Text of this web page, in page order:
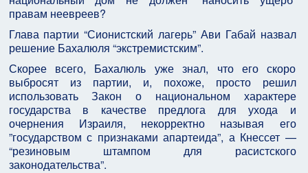
правам неевреев?
Глава партии “Сионистский лагерь” Ави Габай назвал
решение Бахалюля “экстремистским”.
Скорее всего, Бахалюль уже знал, что его скоро
выбросят из партии, и, похоже, просто решил
использовать Закон о национальном характере
государства в качестве предлога для ухода и
очернения Израиля, некорректно называя его
”государством с признаками апартеида”, а Кнессет —
“резиновым штампом для расистского
законодательства”.